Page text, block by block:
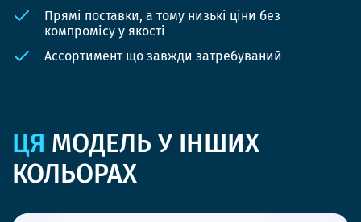
Прямі поставки, а тому низькі ціни без
компромісу у якості
Ассортимент що завжди затребуваний
ЦЯ МОДЕЛЬ У ІНШИХ
КОЛЬОРАХ